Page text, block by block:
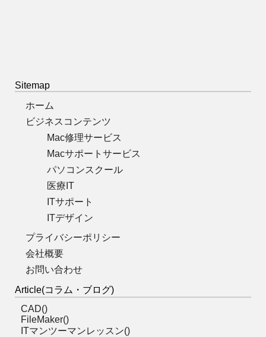
Sitemap
ホーム
ビジネスコンテンツ
Mac修理サービス
Macサポートサービス
パソコンスクール
医療IT
ITサポート
ITデザイン
プライバシーポリシー
会社概要
お問い合わせ
Article(コラム・ブログ)
CAD()
FileMaker()
ITマンツーマンレッスン()